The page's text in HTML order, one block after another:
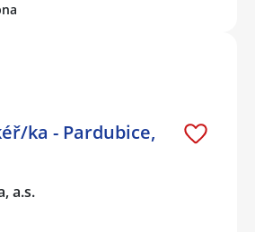
ka - Pardubice,
a.s.